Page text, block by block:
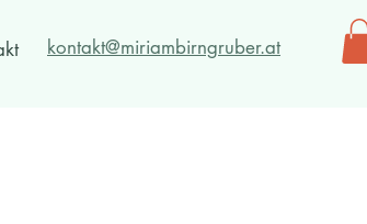
kontakt@miriambirngruber.at